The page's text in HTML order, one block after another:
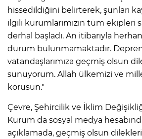
hissedildiğini belirterek, şunları
ilgili kurumlarımızın tüm ekipleri
derhal başladı. An itibarıyla
durum bulunmamaktadır.
vatandaşlarımıza geçmiş olsun
sunuyorum. Allah ülkemizi ve
korusun."
Çevre, Şehircilik ve İklim
Kurum da sosyal medya
açıklamada, geçmiş olsun